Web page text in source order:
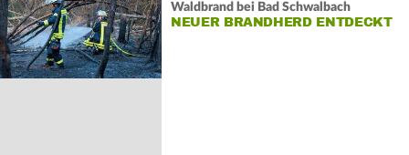
Waldbrand bei Bad Schwalbach
NEUER BRANDHERD ENTDECKT